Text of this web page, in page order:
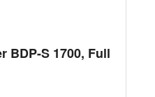
BDP-S 1700, Full